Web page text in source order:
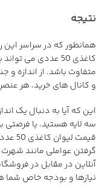
نتیجه
همانطور که در سراسر این
کاغذی 50 عددی
متفاوت باشد. از اندازه
و کانال های خرید، هر
این که آیا به دنبال یک
سه لایه هستید، یا
قیمت
گرفتن عواملی مانند
آنلاین در مقابل در
نیازها و بودجه خاص شما